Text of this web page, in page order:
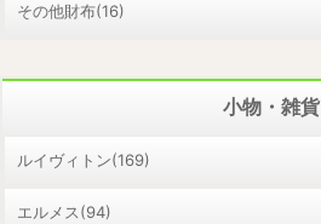
その他財布(16)
小物・雑貨
ルイヴィトン(169)
エルメス(94)